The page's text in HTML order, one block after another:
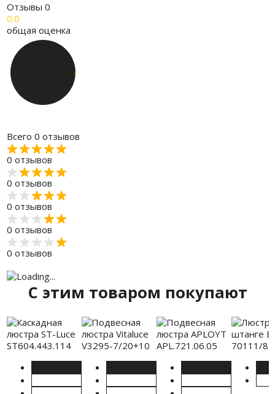
Отзывы 0
0.0
общая оценка
Всего 0 отзывов
0 отзывов
0 отзывов
0 отзывов
0 отзывов
0 отзывов
C этим товаром покупают